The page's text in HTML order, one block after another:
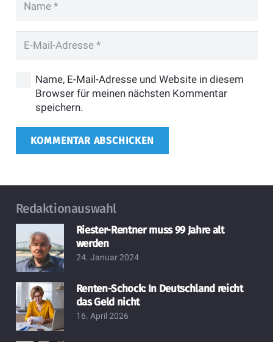
Name, E-Mail-Adresse und Website in diesem
Browser für meinen nächsten Kommentar
speichern.
KOMMENTAR ABSCHICKEN
Redaktionauswahl
Riester-Rentner muss 99 Jahre alt
werden
24. Januar 2024
Renten-Schock: In Deutschland reicht
das Geld nicht
16. April 2026